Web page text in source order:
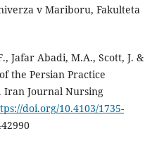
v Mariboru, Fakulteta
Jafar Abadi, M.A., Scott, J. &
the Persian Practice
Iran Journal Nursing
doi.org/10.4103/1735-